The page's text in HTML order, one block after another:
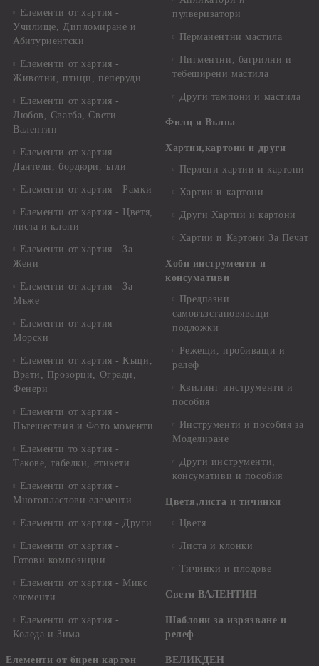
Елементи от хартия -
Училище, Дипломиране и
Абитуриентски
Елементи от хартия -
Животни, птици, пеперуди
Елементи от хартия -
Любов, Сватба, Свети
Валентин
Елементи от хартия -
Дантели, бордюри, ъгли
Елементи от хартия - Рамки
Елементи от хартия - Цветя,
листа и клони
Елементи от хартия - За
Жени
Елементи от хартия - За
Мъже
Елементи от хартия -
Морски
Елементи от хартия - Къщи,
Врати, Прозорци, Огради,
Фенери
Елементи от хартия -
Пътешествия и Фото моменти
Елементи то хартия -
Такове, табелки, етикети
Елементи от хартия -
Многопластови елементи
Елементи от хартия - Други
Елементи от хартия -
Готови композиции
Елементи от хартия - Микс
елементи
Елементи от хартия -
Коледа и Зима
Елементи от бирен картон
пулверизатори
Перманентни мастила
Пигментни, багрилни и
тебеширени мастила
Други тампони и мастила
Филц и Вълна
Хартии,картони и други
Перлени хартии и картони
Хартии и картони
Други Хартии и картони
Хартии и Картони За Печат
Хоби инструменти и
консумативи
Предпазни
самовъзстановяващи
подложки
Режещи, пробиващи и
релеф
Квилинг инструменти и
пособия
Инструменти и пособия за
Моделиране
Други инструменти,
консумативи и пособия
Цветя,листа и тичинки
Цветя
Листа и клонки
Тичинки и плодове
Свети ВАЛЕНТИН
Шаблони за изрязване и
релеф
ВЕЛИКДЕН